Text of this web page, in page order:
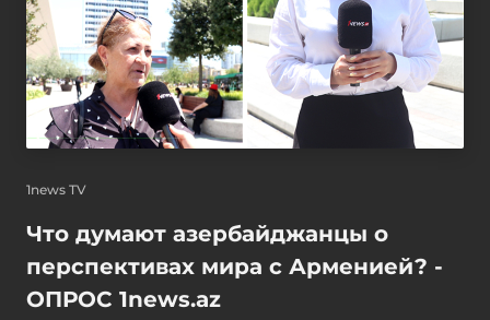
1news TV
Что думают азербайджанцы о
перспективах мира с Арменией? -
ОПРОС 1news.az